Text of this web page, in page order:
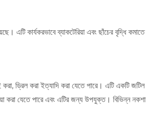
এটি কার্যকরভাবে ব্যাকটেরিয়া এবং ছাঁচের বৃদ্ধি কমাতে
ড্রিল করা ইত্যাদি করা যেতে পারে। এটি একটি জটিল
করা যেতে পারে এবং এটির জন্য উপযুক্ত। বিভিন্ন নকশা